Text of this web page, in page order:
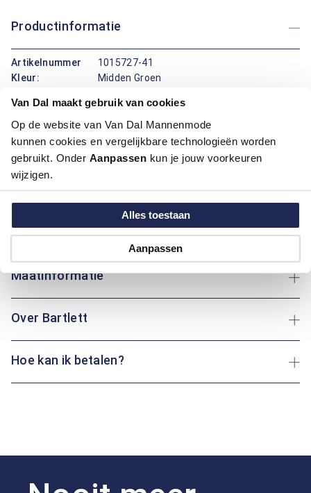
Van Dal maakt gebruik van cookies
Op de website van Van Dal Mannenmode
kunnen cookies en vergelijkbare technologieën worden
gebruikt. Onder Aanpassen kun je jouw voorkeuren
wijzigen.
Alles toestaan
Aanpassen
Productinformatie
Artikelnummer
1015727-41
Kleur:
Midden Groen
Pasvorm:
Regular Fit
Dit overhemd van Bartlett combineert een midden groene
kleur met een frisse uitstraling. Met lange mouwen, een
button-down boord en knopen biedt het een regular fit
pasvorm die comfortabel aanvoelt. De multicolor print voegt
levendigheid toe aan elke dag. Of je nu naar kantoor gaat of
een weekendje weg plant: dit kledingstuk is altijd een goede
keuze.
Maatinformatie
Over Bartlett
Hoe kan ik betalen?